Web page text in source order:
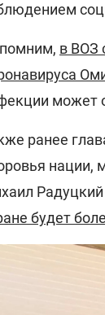
в ВОЗ
может
ранее
нации,
Радуцкий
будет